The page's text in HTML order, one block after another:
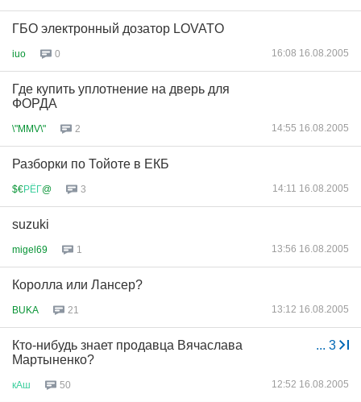
ГБО электронный дозатор LOVATO
iuo 0 16:08 16.08.2005
Где купить уплотнение на дверь для
ФОРДА
\"MMV\" 2 14:55 16.08.2005
Разборки по Тойоте в ЕКБ
$€РЁГ@ 3 14:11 16.08.2005
suzuki
migel69 1 13:56 16.08.2005
Королла или Лансер?
BUKA 21 13:12 16.08.2005
... 3
Кто-нибудь знает продавца Вячаслава
Мартыненко?
кАш 50 12:52 16.08.2005